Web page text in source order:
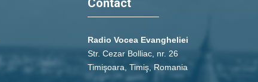
Contact
Radio Vocea Evangheliei
Str. Cezar Bolliac, nr. 26
Timişoara, Timiş, Romania